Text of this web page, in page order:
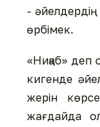
-
өрбімек.
«Ниқаб» деп
кигенде
жерін
жағдайда